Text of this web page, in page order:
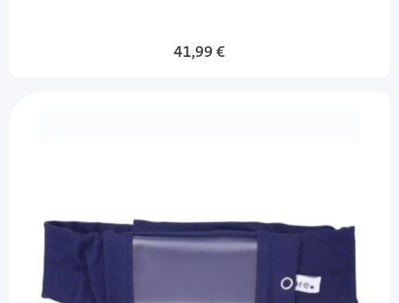
41,99 €